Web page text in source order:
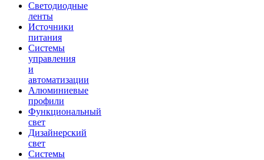
Светодиодные
ленты
Источники
питания
Системы
управления
и
автоматизации
Алюминиевые
профили
Функциональный
свет
Дизайнерский
свет
Системы